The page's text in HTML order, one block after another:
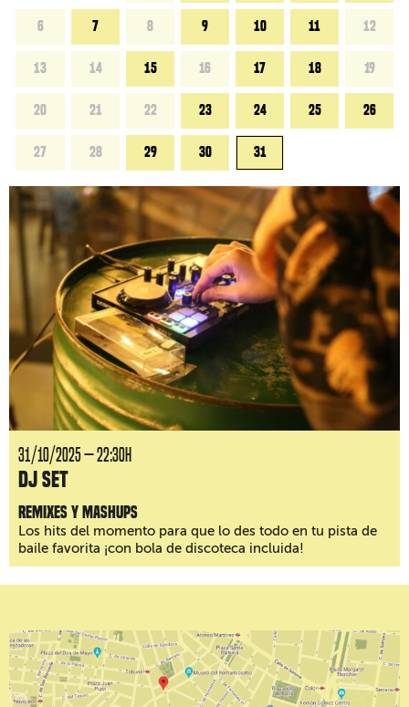
6 7 8 9 10 11 12
13 14 15 16 17 18 19
20 21 22 23 24 25 26
27 28 29 30 31
31/10/2025 — 22:30H
DJ Set
Remixes y mashups
Los hits del momento para que lo des todo en tu pista de
baile favorita ¡con bola de discoteca incluida!